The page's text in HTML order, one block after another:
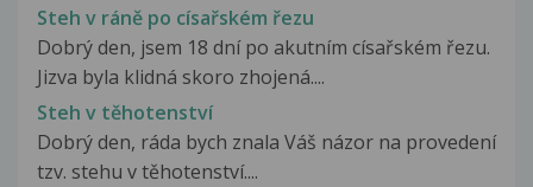
Steh v ráně po císařském řezu
Dobrý den, jsem 18 dní po akutním císařském řezu.
Jizva byla klidná skoro zhojená....
Steh v těhotenství
Dobrý den, ráda bych znala Váš názor na provedení
tzv. stehu v těhotenství....